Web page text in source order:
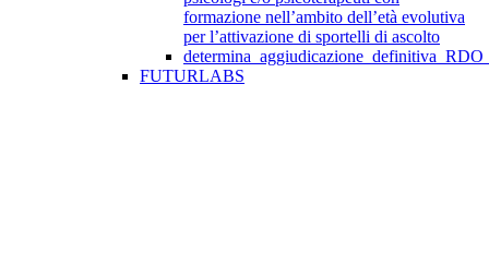
formazione nell’ambito dell’età evolutiva
per l’attivazione di sportelli di ascolto
FUTURLABS